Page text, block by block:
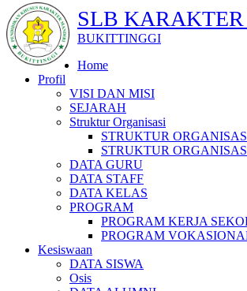
SLB
BUKITTINGGI
Home
Profil
VISI DAN MISI
SEJARAH
Struktur Organisasi
STRUKTUR
STRUKTUR
DATA GURU
DATA STAFF
DATA KELAS
PROGRAM
PROGRAM KERJA
PROGRAM
Kesiswaan
DATA SISWA
Osis